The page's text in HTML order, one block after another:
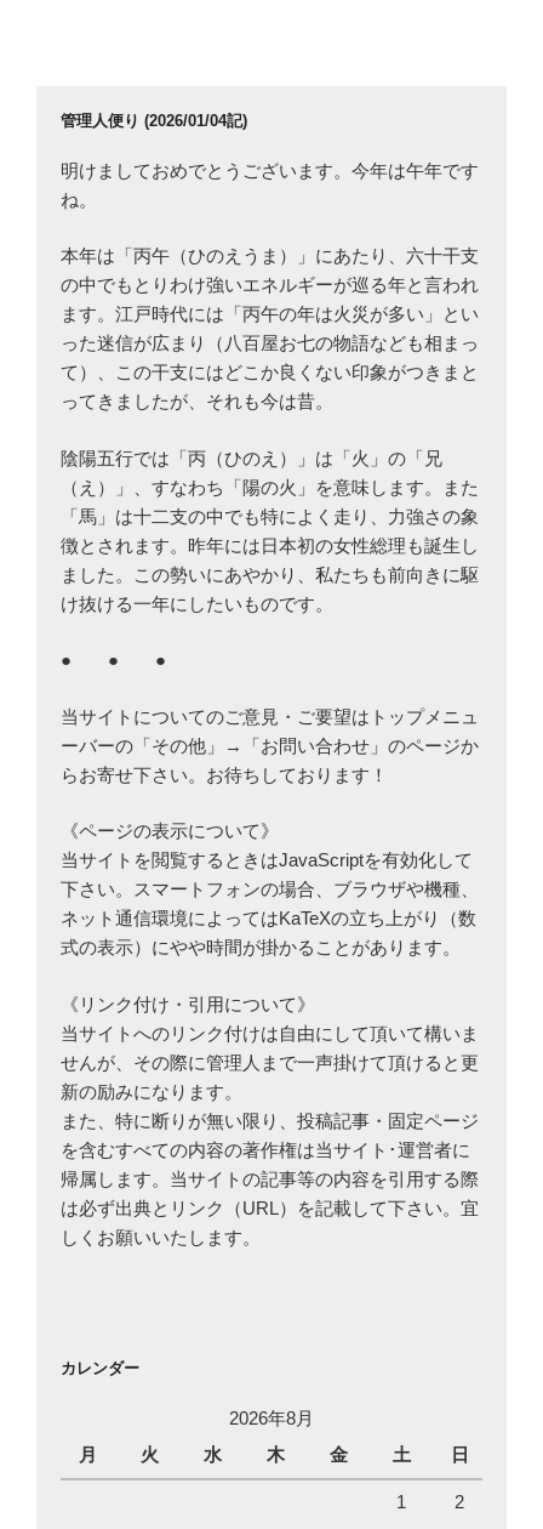
管理人便り (2026/01/04記)
明けましておめでとうございます。今年は午年です
ね。
本年は「丙午（ひのえうま）」にあたり、六十干支
の中でもとりわけ強いエネルギーが巡る年と言われ
ます。江戸時代には「丙午の年は火災が多い」とい
った迷信が広まり（八百屋お七の物語なども相まっ
て）、この干支にはどこか良くない印象がつきまと
ってきましたが、それも今は昔。
陰陽五行では「丙（ひのえ）」は「火」の「兄
（え）」、すなわち「陽の火」を意味します。また
「馬」は十二支の中でも特によく走り、力強さの象
徴とされます。昨年には日本初の女性総理も誕生し
ました。この勢いにあやかり、私たちも前向きに駆
け抜ける一年にしたいものです。
● ● ●
当サイトについてのご意見・ご要望はトップメニュ
ーバーの「その他」→「お問い合わせ」のページか
らお寄せ下さい。お待ちしております！
《ページの表示について》
当サイトを閲覧するときはJavaScriptを有効化して
下さい。スマートフォンの場合、ブラウザや機種、
ネット通信環境によってはKaTeXの立ち上がり（数
式の表示）にやや時間が掛かることがあります。
《リンク付け・引用について》
当サイトへのリンク付けは自由にして頂いて構いま
せんが、その際に管理人まで一声掛けて頂けると更
新の励みになります。
また、特に断りが無い限り、投稿記事・固定ページ
を含むすべての内容の著作権は当サイト･運営者に
帰属します。当サイトの記事等の内容を引用する際
は必ず出典とリンク（URL）を記載して下さい。宜
しくお願いいたします。
カレンダー
2026年8月
月
火 水 木 金 土 日
1 2